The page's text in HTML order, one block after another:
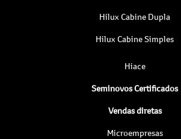
Hilux Cabine Dupla
Hilux Cabine Simples
Hiace
Seminovos Certificados
Vendas diretas
Microempresas